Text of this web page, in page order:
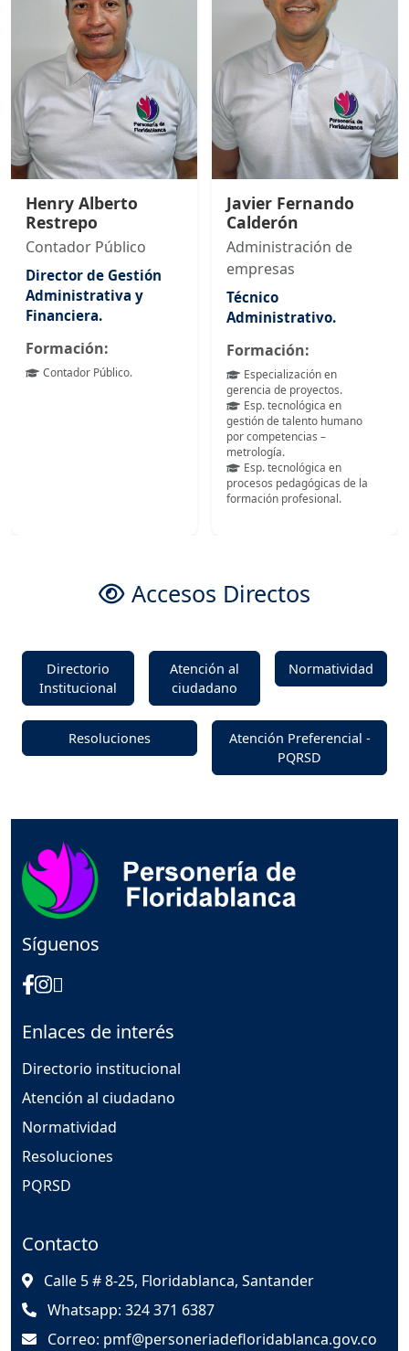
Henry Alberto
Restrepo
Contador Público
Director de Gestión
Administrativa y
Financiera.
Formación:
Contador Público.
Javier Fernando
Calderón
Administración de
empresas
Técnico
Administrativo.
Formación:
Especialización en
gerencia de proyectos.
Esp. tecnológica en
gestión de talento humano
por competencias –
metrología.
Esp. tecnológica en
procesos pedagógicas de la
formación profesional.
Accesos Directos
Directorio
Institucional
Atención al
ciudadano
Normatividad
Resoluciones
Atención Preferencial -
PQRSD
Síguenos
Enlaces de interés
Directorio institucional
Atención al ciudadano
Normatividad
Resoluciones
PQRSD
Contacto
Calle 5 # 8-25, Floridablanca, Santander
Whatsapp: 324 371 6387
Correo: pmf@personeriadefloridablanca.gov.co